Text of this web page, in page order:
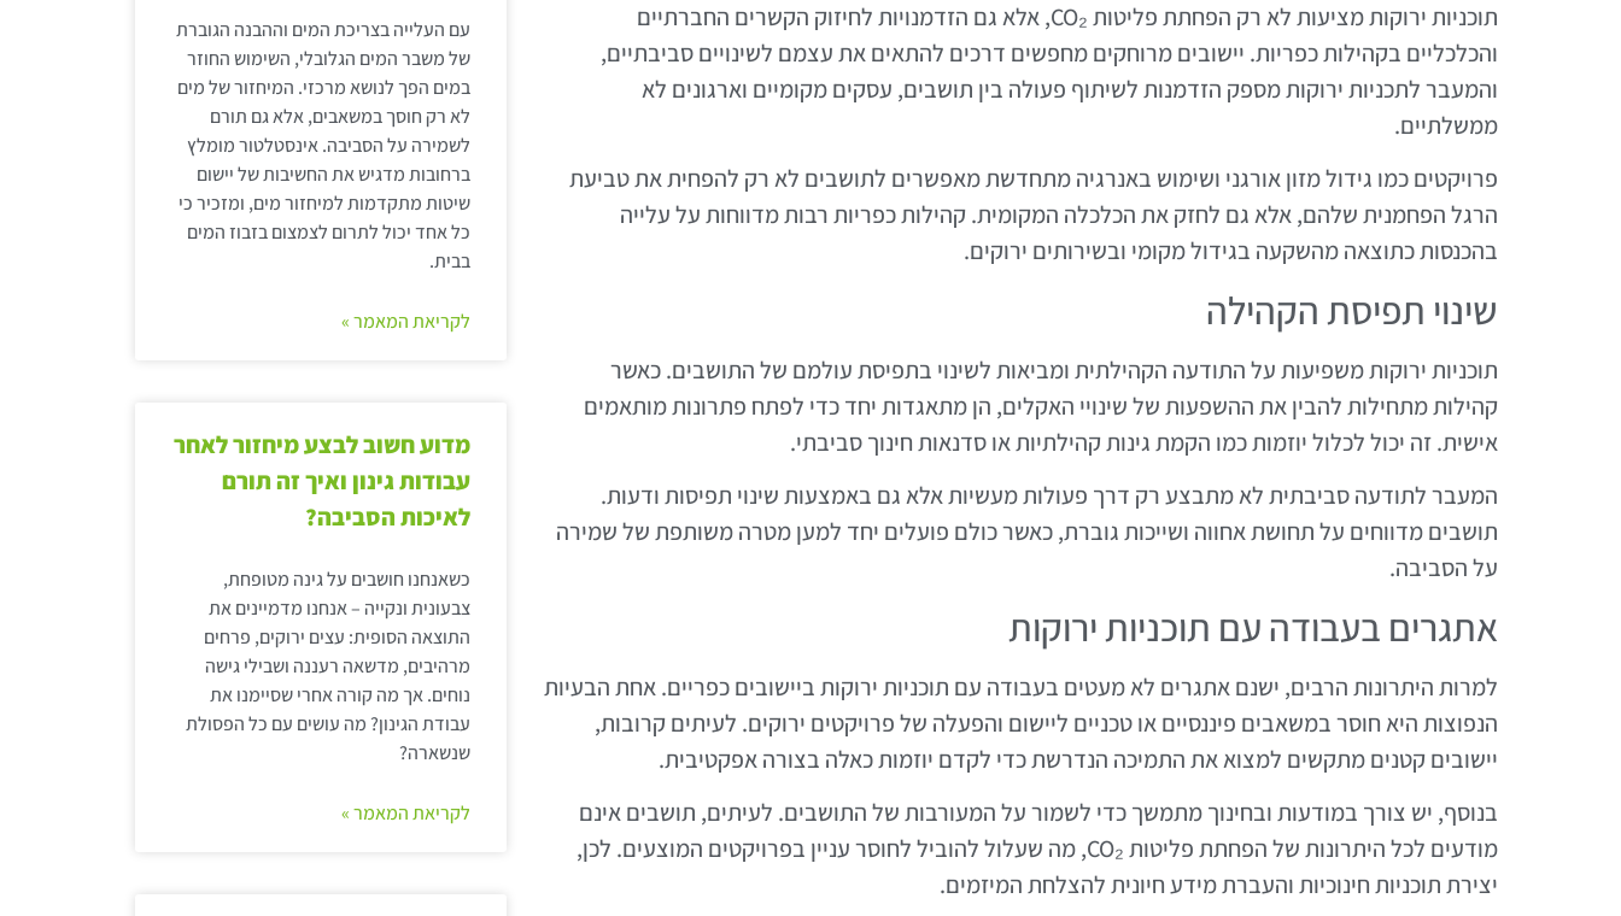
תוכניות ירוקות מציעות לא רק הפחתת פליטות CO₂, אלא גם הזדמנויות לחיזוק הקשרים החברתיים
והכלכליים בקהילות כפריות. יישובים מרוחקים מחפשים דרכים להתאים את עצמם לשינויים סביבתיים,
והמעבר לתכניות ירוקות מספק הזדמנות לשיתוף פעולה בין תושבים, עסקים מקומיים וארגונים לא
ממשלתיים.
פרויקטים כמו גידול מזון אורגני ושימוש באנרגיה מתחדשת מאפשרים לתושבים לא רק להפחית את טביעת
הרגל הפחמנית שלהם, אלא גם לחזק את הכלכלה המקומית. קהילות כפריות רבות מדווחות על עלייה
בהכנסות כתוצאה מהשקעה בגידול מקומי ובשירותים ירוקים.
שינוי תפיסת הקהילה
תוכניות ירוקות משפיעות על התודעה הקהילתית ומביאות לשינוי בתפיסת עולמם של התושבים. כאשר
קהילות מתחילות להבין את ההשפעות של שינויי האקלים, הן מתאגדות יחד כדי לפתח פתרונות מותאמים
אישית. זה יכול לכלול יוזמות כמו הקמת גינות קהילתיות או סדנאות חינוך סביבתי.
המעבר לתודעה סביבתית לא מתבצע רק דרך פעולות מעשיות אלא גם באמצעות שינוי תפיסות ודעות.
תושבים מדווחים על תחושת אחווה ושייכות גוברת, כאשר כולם פועלים יחד למען מטרה משותפת של שמירה
על הסביבה.
אתגרים בעבודה עם תוכניות ירוקות
למרות היתרונות הרבים, ישנם אתגרים לא מעטים בעבודה עם תוכניות ירוקות ביישובים כפריים. אחת הבעיות
הנפוצות היא חוסר במשאבים פיננסיים או טכניים ליישום והפעלה של פרויקטים ירוקים. לעיתים קרובות,
יישובים קטנים מתקשים למצוא את התמיכה הנדרשת כדי לקדם יוזמות כאלה בצורה אפקטיבית.
בנוסף, יש צורך במודעות ובחינוך מתמשך כדי לשמור על המעורבות של התושבים. לעיתים, תושבים אינם
מודעים לכל היתרונות של הפחתת פליטות CO₂, מה שעלול להוביל לחוסר עניין בפרויקטים המוצעים. לכן,
יצירת תוכניות חינוכיות והעברת מידע חיונית להצלחת המיזמים.
עם העלייה בצריכת המים וההבנה הגוברת
של משבר המים הגלובלי, השימוש החוזר
במים הפך לנושא מרכזי. המיחזור של מים
לא רק חוסך במשאבים, אלא גם תורם
לשמירה על הסביבה. אינסטלטור מומלץ
ברחובות מדגיש את החשיבות של יישום
שיטות מתקדמות למיחזור מים, ומזכיר כי
כל אחד יכול לתרום לצמצום בזבוז המים
בבית.
לקריאת המאמר »
מדוע חשוב לבצע מיחזור לאחר
עבודות גינון ואיך זה תורם
לאיכות הסביבה?
כשאנחנו חושבים על גינה מטופחת,
צבעונית ונקייה – אנחנו מדמיינים את
התוצאה הסופית: עצים ירוקים, פרחים
מרהיבים, מדשאה רעננה ושבילי גישה
נוחים. אך מה קורה אחרי שסיימנו את
עבודת הגינון? מה עושים עם כל הפסולת
שנשארה?
לקריאת המאמר »